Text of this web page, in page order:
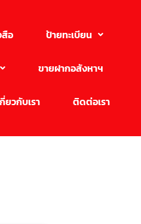
อ ป้ายทะเบียน
ขายฝากอสังหาฯ
ยวกับเรา ติดต่อเรา